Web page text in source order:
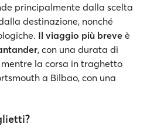
principalmente dalla scelta
destinazione, nonché
Il viaggio più breve è
, con una durata di
mentre la corsa in traghetto
a Bilbao, con una